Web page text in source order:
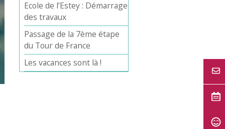
Ecole de l’Estey : Démarrage
des travaux
Passage de la 7ème étape
du Tour de France
Les vacances sont là !